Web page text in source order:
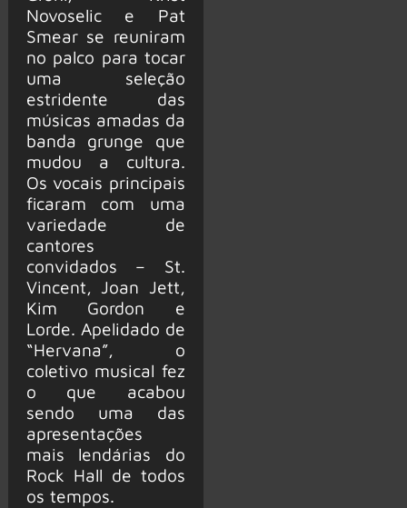
Novoselic e Pat
Smear se reuniram
no palco para tocar
uma seleção
estridente das
músicas amadas da
banda grunge que
mudou a cultura.
Os vocais principais
ficaram com uma
variedade de
cantores
convidados – St.
Vincent, Joan Jett,
Kim Gordon e
Lorde. Apelidado de
“Hervana”, o
coletivo musical fez
o que acabou
sendo uma das
apresentações
mais lendárias do
Rock Hall de todos
os tempos.